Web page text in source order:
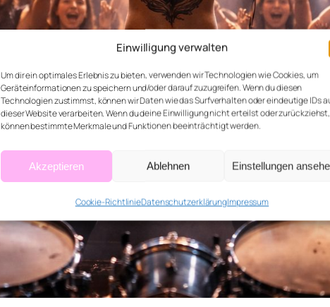
Einwilligung verwalten
Um dir ein optimales Erlebnis zu bieten, verwenden wir Technologien wie Cookies, um
Geräteinformationen zu speichern und/oder darauf zuzugreifen. Wenn du diesen
Technologien zustimmst, können wir Daten wie das Surfverhalten oder eindeutige IDs
dieser Website verarbeiten. Wenn du deine Einwilligung nicht erteilst oder zurückziehst,
können bestimmte Merkmale und Funktionen beeinträchtigt werden.
Akzeptieren Ablehnen Einstellungen
Cookie-RichtlinieDatenschutzerklärungImpressum